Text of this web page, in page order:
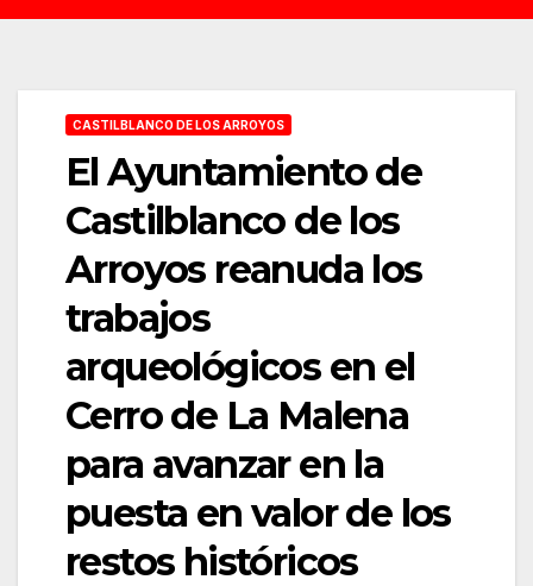
CASTILBLANCO DE LOS ARROYOS
El Ayuntamiento de
Castilblanco de los
Arroyos reanuda los
trabajos
arqueológicos en el
Cerro de La Malena
para avanzar en la
puesta en valor de los
restos históricos